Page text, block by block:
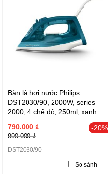
Bàn là hơi nước Philips
DST2030/90, 2000W, series
2000, 4 chế độ, 250ml, xanh
-20%
790.000 ₫
990.000 ₫
DST2030/90
So sánh